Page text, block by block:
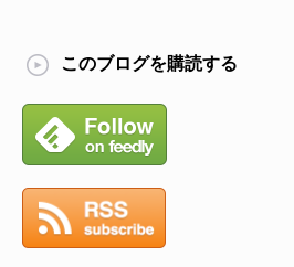
このブログを購読する